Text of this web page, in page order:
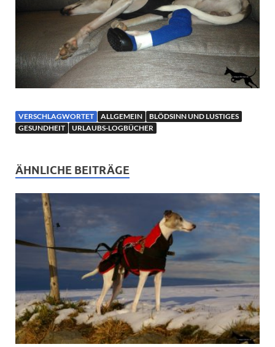
VERSCHLAGWORTET ALLGEMEIN
BLÖDSINN UND LUSTIGES
GESUNDHEIT
URLAUBS-LOGBÜCHER
ÄHNLICHE BEITRÄGE